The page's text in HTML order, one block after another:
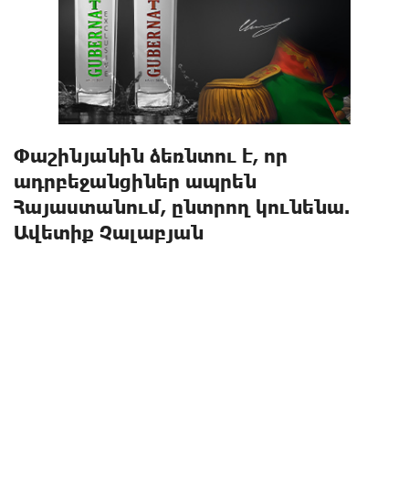
Փաշինյանին ձեռնտու է, որ
ադրբեջանցիներ ապրեն
Հայաստանում, ընտրող կունենա.
Ավետիք Չալաբյան